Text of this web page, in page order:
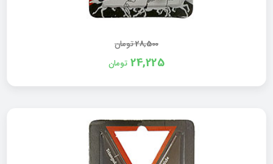
28,500تومان
24,225 تومان